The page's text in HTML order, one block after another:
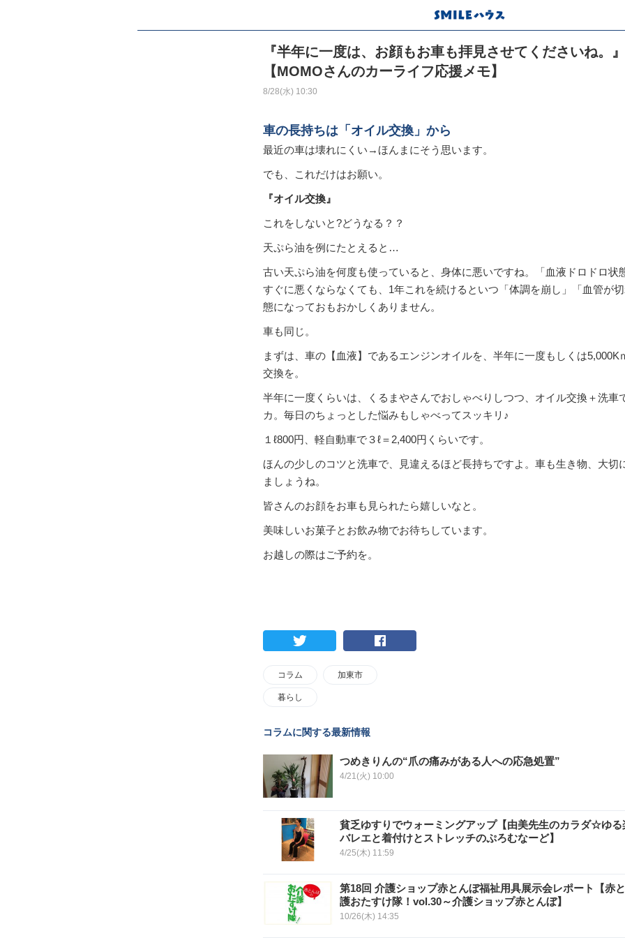
『半年に一度は、お顔もお車も拝見させてくださいね。』
【MOMOさんのカーライフ応援メモ】
8/28(水) 10:30
車の長持ちは「オイル交換」から
最近の車は壊れにくい→ほんまにそう思います。
でも、これだけはお願い。
『オイル交換』
これをしないと?どうなる？？
天ぷら油を例にたとえると…
古い天ぷら油を何度も使っていると、身体に悪いですね。「血液ドロドロ状
すぐに悪くならなくても、1年これを続けるといつ「体調を崩し」「血管が
態になっておもおかしくありません。
車も同じ。
まずは、車の【血液】であるエンジンオイルを、半年に一度もしくは5,000K
交換を。
半年に一度くらいは、くるまやさんでおしゃべりしつつ、オイル交換＋洗車
カ。毎日のちょっとした悩みもしゃべってスッキリ♪
１ℓ800円、軽自動車で３ℓ＝2,400円くらいです。
ほんの少しのコツと洗車で、見違えるほど長持ちですよ。車も生き物、大切
ましょうね。
皆さんのお顔をお車も見られたら嬉しいなと。
美味しいお菓子とお飲み物でお待ちしています。
お越しの際はご予約を。
コラム 加東市
暮らし
コラムに関する最新情報
つめきりんの“爪の痛みがある人への応急処置”
4/21(火) 10:00
貧乏ゆすりでウォーミングアップ【由美先生のカラダ☆ゆる
バレエと着付けとストレッチのぷろむなーど】
4/25(木) 11:59
第18回 介護ショップ赤とんぼ福祉用具展示会レポート【赤
護おたすけ隊！vol.30～介護ショップ赤とんぼ】
10/26(木) 14:35